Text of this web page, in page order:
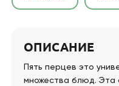
ОПИСАНИЕ
Пять перцев это
множества блюд. Эта